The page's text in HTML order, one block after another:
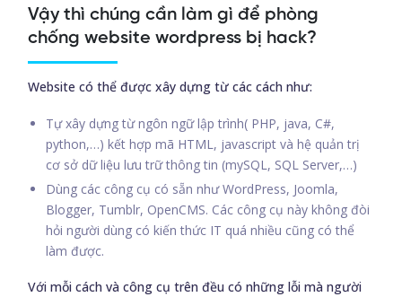
Vậy thì chúng cần làm gì để phòng
chống website wordpress bị hack?
Website có thể được xây dựng từ các cách như:
Tự xây dựng từ ngôn ngữ lập trình( PHP, java, C#,
python,…) kết hợp mã HTML, javascript và hệ quản trị
cơ sở dữ liệu lưu trữ thông tin (mySQL, SQL Server,…)
Dùng các công cụ có sẵn như WordPress, Joomla,
Blogger, Tumblr, OpenCMS. Các công cụ này không đòi
hỏi người dùng có kiến thức IT quá nhiều cũng có thể
làm được.
Với mỗi cách và công cụ trên đều có những lỗi mà người